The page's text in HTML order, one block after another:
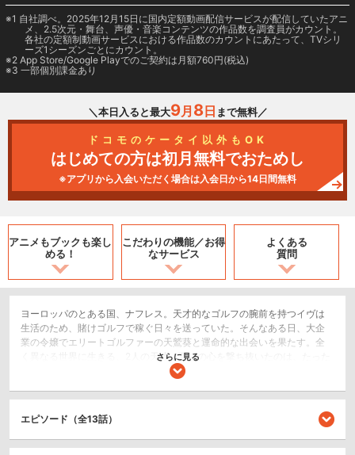
1 自社調べ。2025年12月15日に国内定額動画配信サービスが配信していたアニ
メ、2.5次元・舞台、声優・音楽コンテンツの作品数を調査員がカウント。
各社の定額制動画サービスにおける作品数のカウントにあたって、TVシリ
ーズ1シーズンごとにカウント。
2 App Store/Google Playでのご契約は月額760円(税込)
3 一部個別課金あり
＼本日入ると最大9月 8日 まで無料／
ドコモのケータイ以外もOK
はじめての方は初月無料でおためし
※アプリから入会いただく場合は入会日から14日間無料
アニメもブックも楽し
める！
こだわりの機能／お得
なサービス
よくある
質問
ヨーロッパのとある国、ナフレス。天才的なゴルフの腕前を持つイヴは
生活のため、賭けゴルフで稼ぐ日々を送っていた。そんなある日、大企
業の令嬢でエリートゴルファーの天鷲葵と運命的な出会いを果たす。全
く異なる世界に生きる、2人の天才。互いの心を撃ち抜いたのは、たった
一打のショットだった。虹色の弾丸≪レインボー・バレット≫のイヴ
≫、葵。2人は惹かれ合い、影響され、変わってゆく――。才能と才能が
ぶつかり合う、ゴルフガールズ・ストーリー。世界初、女子ゴルフをテ
ーマとしたオリジナルアニメシリーズ、開幕！ ――「羽ばたけ、世界
へ！」
さらに見る
エピソード（全13話）